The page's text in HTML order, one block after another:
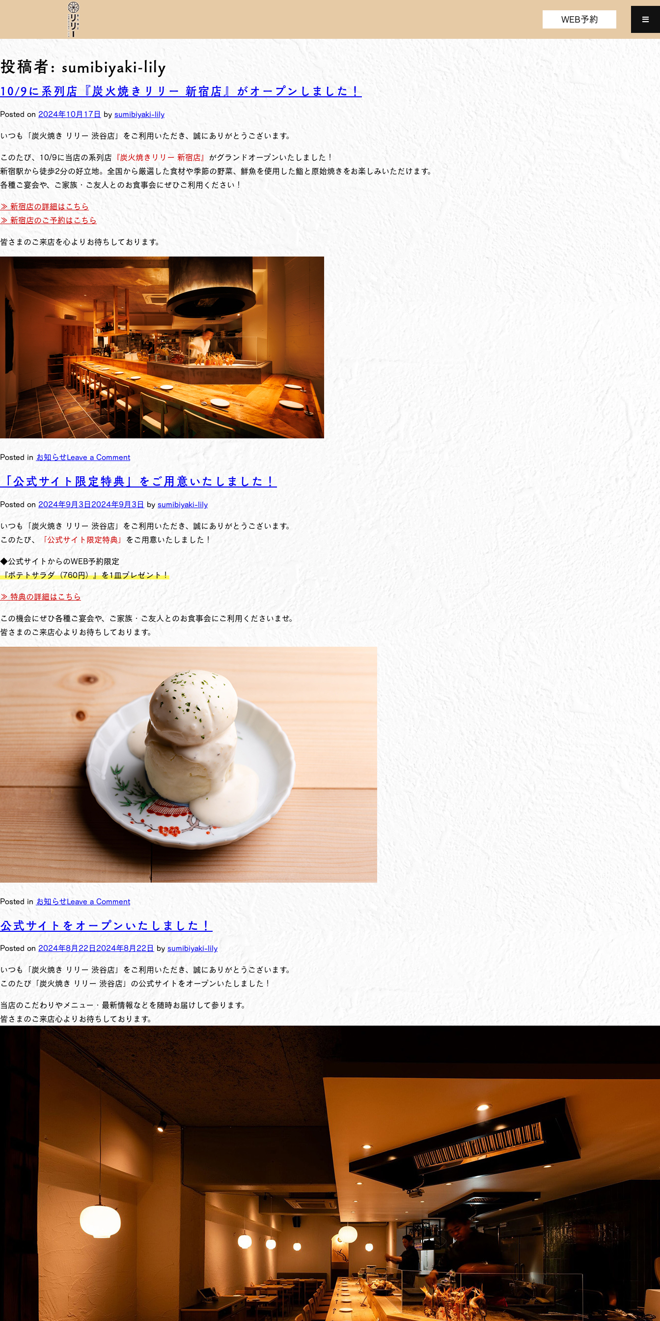
WEB予約
投稿者: sumibiyaki-lily
10/9に系列店『炭火焼きリリー 新宿店』がオープンしました！
Posted on 2024年10月17日 by sumibiyaki-lily
いつも「炭火焼き リリー 渋谷店」をご利用いただき、誠にありがとうございます。
このたび、10/9に当店の系列店 『炭火焼きリリー 新宿店』
がグランドオープンいたしました！
新宿駅から徒歩2分の好立地。全国から厳選した食材や季節の野菜、鮮魚を使用した鮨と原始焼きをお楽しみいただけます。
各種ご宴会や、ご家族・ご友人とのお食事会にぜひご利用ください！
≫ 新宿店の詳細はこちら
≫ 新宿店のご予約はこちら
皆さまのご来店を心よりお待ちしております。
Posted in お知らせLeave a Comment
「公式サイト限定特典」をご用意いたしました！
Posted on 2024年9月3日 2024年9月3日 by sumibiyaki-lily
いつも「炭火焼き リリー 渋谷店」をご利用いただき、誠にありがとうございます。
このたび、
「公式サイト限定特典」 をご用意いたしました！
◆公式サイトからのWEB予約限定
『ポテトサラダ（760円）』を1皿プレゼント！
≫ 特典の詳細はこちら
この機会にぜひ各種ご宴会や、ご家族・ご友人とのお食事会にご利用くださいませ。
皆さまのご来店心よりお待ちしております。
Posted in お知らせLeave a Comment
公式サイトをオープンいたしました！
Posted on 2024年8月22日 2024年8月22日 by sumibiyaki-lily
いつも「炭火焼き リリー 渋谷店」をご利用いただき、誠にありがとうございます。
このたび「炭火焼き リリー 渋谷店」の公式サイトをオープンいたしました！
当店のこだわりやメニュー・最新情報などを随時お届けして参ります。
皆さまのご来店心よりお待ちしております。